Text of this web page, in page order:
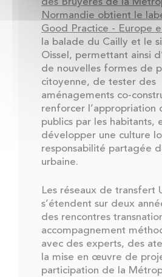
des Bruyères de la
Normandie obtient le
Good Practice - Europe
la balade du Cailly et le
Oissel, permettant ainsi
de nouvelles formes de
citoyenne, de tester des
aménagements co-
renforcer l’appropriation
publics par les habitants,
développer une culture
responsabilité partagée
urbaine.
Les réseaux de transfert
s’étendent sur deux
des rencontres
accompagnement
avec des experts, des
la mise en œuvre de
participation de la